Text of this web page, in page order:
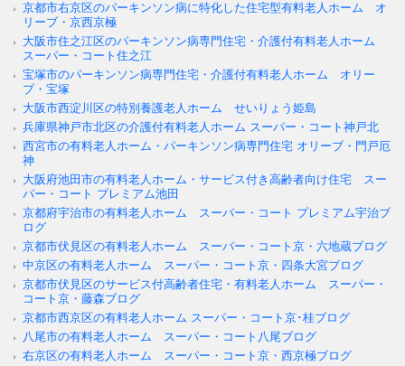
京都市右京区のパーキンソン病に特化した住宅型有料老人ホーム オ
リーブ・京西京極
大阪市住之江区のパーキンソン病専門住宅・介護付有料老人ホーム
スーパー・コート住之江
宝塚市のパーキンソン病専門住宅・介護付有料老人ホーム オリー
ブ・宝塚
大阪市西淀川区の特別養護老人ホーム せいりょう姫島
兵庫県神戸市北区の介護付有料老人ホーム スーパー・コート神戸北
西宮市の有料老人ホーム・パーキンソン病専門住宅 オリーブ・門戸厄
神
大阪府池田市の有料老人ホーム・サービス付き高齢者向け住宅 スー
パー・コート プレミアム池田
京都府宇治市の有料老人ホーム スーパー・コート プレミアム宇治ブ
ログ
京都市伏見区の有料老人ホーム スーパー・コート京・六地蔵ブログ
中京区の有料老人ホーム スーパー・コート京・四条大宮ブログ
京都市伏見区のサービス付高齢者住宅・有料老人ホーム スーパー・
コート京・藤森ブログ
京都市西京区の有料老人ホーム スーパー・コート京･桂ブログ
八尾市の有料老人ホーム スーパー・コート八尾ブログ
右京区の有料老人ホーム スーパー・コート京・西京極ブログ